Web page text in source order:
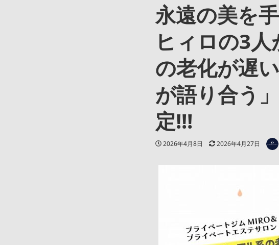
永遠の美を
ヒィロの3
の老化が遅
が語り合う
定!!!
投稿日
2026年4月8日 更新日
2026年4月27日 著者